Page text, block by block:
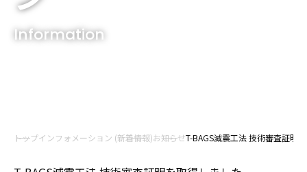
Information
トップインフォメーション (新着情報)お知らせT-BAGS減震工法 技術審査証明